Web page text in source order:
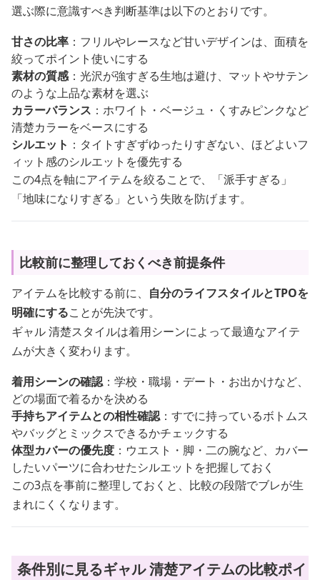
選ぶ際に意識すべき判断基準は以下のとおりです。
甘さの比率 ：フリルやレースなど甘いデザインは、面積を
絞ってポイント使いにする
素材の質感：光沢が強すぎる生地は避け、マットやサテン
のような上品な素材を選ぶ
カラーバランス ：ホワイト・ベージュ・くすみピンクなど
清楚カラーをベースにする
シルエット ：タイトすぎずゆったりすぎない、ほどよいフ
ィット感のシルエットを優先する
この4点を軸にアイテムを絞ることで、「派手すぎる」
「地味になりすぎる」という失敗を防げます。
比較前に整理しておくべき前提条件
アイテムを比較する前に、 自分のライフスタイルとTPOを
明確にすることが先決です。
ギャル 清楚スタイルは着用シーンによって最適なアイテ
ムが大きく変わります。
着用シーンの確認：学校・職場・デート・お出かけなど、
どの場面で着るかを決める
手持ちアイテムとの相性確認：すでに持っているボトムス
やバッグとミックスできるかチェックする
体型カバーの優先度 ：ウエスト・脚・二の腕など、カバー
したいパーツに合わせたシルエットを把握しておく
この3点を事前に整理しておくと、比較の段階でブレが生
まれにくくなります。
条件別に見るギャル 清楚アイテムの比較ポイ